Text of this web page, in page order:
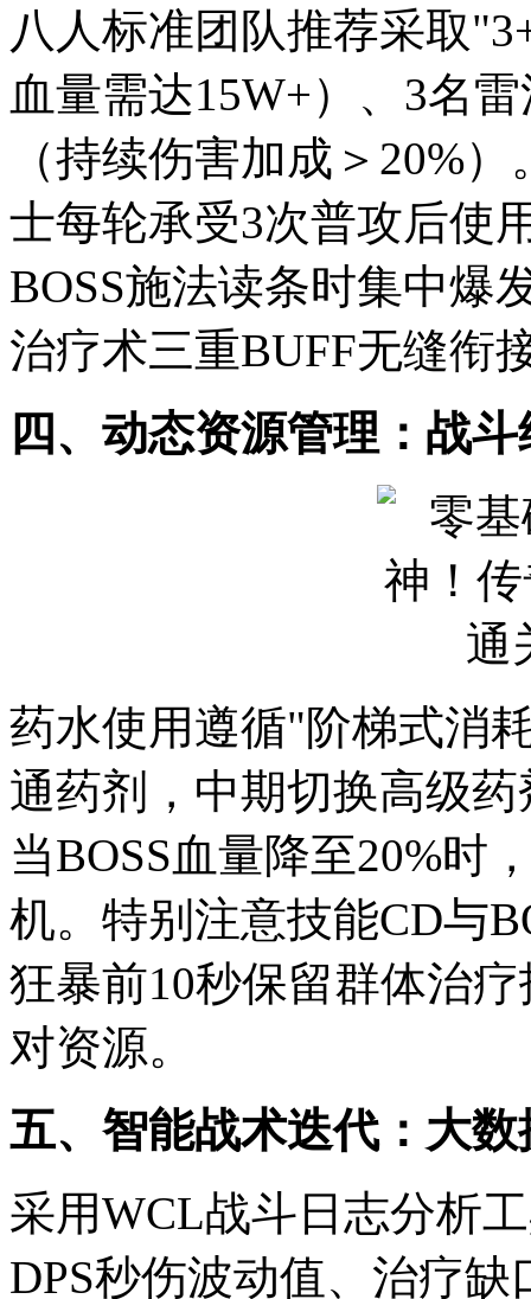
八人标准团队推荐采取
血量需达15W+）、3名
（持续伤害加成＞20%
士每轮承受3次普攻后使
BOSS施法读条时集中爆
治疗术三重BUFF无缝衔
四、动态资源管理：战
药水使用遵循"阶梯式消
通药剂，中期切换高级
当BOSS血量降至20%时
机。特别注意技能CD与
狂暴前10秒保留群体治
对资源。
五、智能战术迭代：大
采用WCL战斗日志分析
DPS秒伤波动值、治疗